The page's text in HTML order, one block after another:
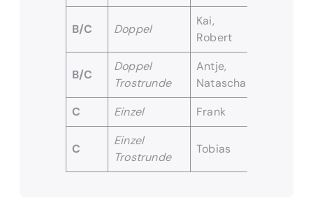
B/C Doppel
Kai,
Robert
B/C
Doppel
Trostrunde
Antje,
Natascha
C
Einzel Frank
C
Einzel
Trostrunde
Tobias